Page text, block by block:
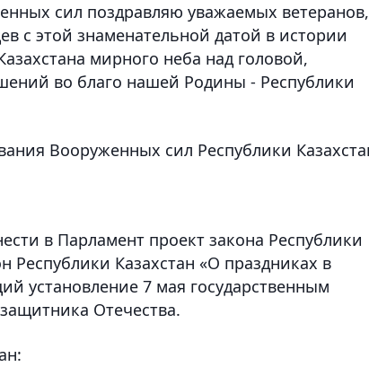
сил поздравляю уважаемых ветеранов,
с этой знаменательной датой в истории
мирного неба над головой,
во благо нашей Родины - Республики
Вооруженных сил Республики
в Парламент проект закона Республики
Республики Казахстан «О праздниках в
установление 7 мая государственным
Отечества.